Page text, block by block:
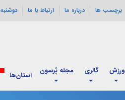
برچسب ها درباره ما ارتباط با ما دوشنبه 19 مرداد 1405
ورزش گالری مجله پُرسون استان‌ها